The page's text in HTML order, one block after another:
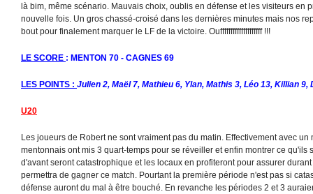
là bim, même scénario. Mauvais choix, oublis en défense et les visiteurs en
nouvelle fois. Un gros chassé-croisé dans les dernières minutes mais nos
bout pour finalement marquer le LF de la victoire. Ouffffffffffffffffffff !!!
LE SCORE : MENTON 70 - CAGNES 69
LES POINTS : Julien 2, Maël 7, Mathieu 6, Ylan, Mathis 3, Léo 13, Killian 9,
U20
Les joueurs de Robert ne sont vraiment pas du matin. Effectivement avec un
mentonnais ont mis 3 quart-temps pour se réveiller et enfin montrer ce qu'ils
d'avant seront catastrophique et les locaux en profiteront pour assurer
permettra de gagner ce match. Pourtant la première période n'est pas si
défense auront du mal à être bouché. En revanche les périodes 2 et 3